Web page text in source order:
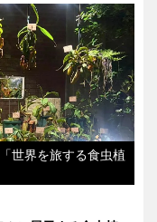
世界を旅する食虫植